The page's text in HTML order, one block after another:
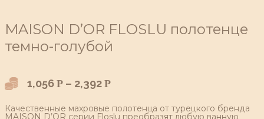
MAISON D’OR FLOSLU полотенце
темно-голубой
1,056 Р – 2,392 Р
Качественные махровые полотенца от турецкого бренда
MAISON D’OR серии Floslu преобразят любую ванную